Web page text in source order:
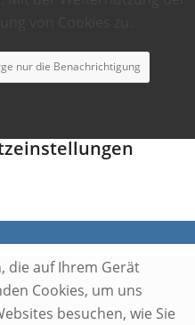
nur die Benachrichtigung
die auf Ihrem Gerät
Cookies, um uns
besuchen, wie Sie